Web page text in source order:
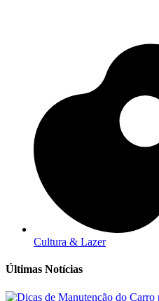
Cultura & Lazer
Últimas Notícias